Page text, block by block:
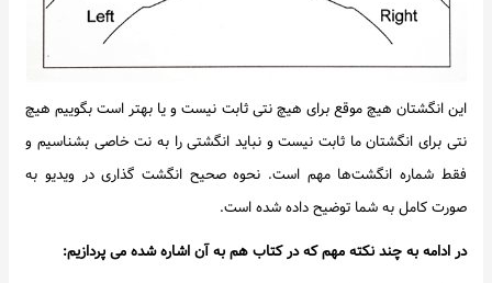
این انگشتان هیچ موقع برای هیچ نتی ثابت نیست و یا بهتر است بگوییم هیچ
نتی برای انگشتان ما ثابت نیست و نباید انگشتی را به نت خاصی بشناسیم و
فقط شماره انگشت‌ها مهم است. نحوه صحیح انگشت گذاری در ویدیو به
صورت کامل به شما توضیح داده شده است.
در ادامه به چند نکته مهم که در کتاب هم به آن اشاره شده می پردازیم: